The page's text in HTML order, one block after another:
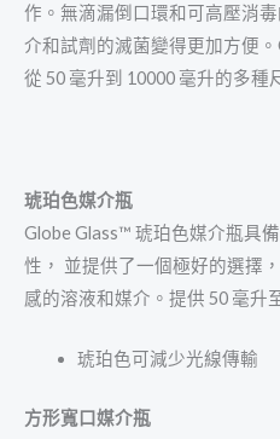
作。無滴漏倒口環和可高壓消
介和試劑的滅菌變得更加方便
從 50 毫升到 10000 毫升的多種
琥珀色媒介瓶
Globe Glass™ 琥珀色媒介瓶具
性， 並提供了一個極好的選擇
感的溶液和媒介。提供 50 毫升
琥珀色可減少光線傳輸
方形寬口媒介瓶